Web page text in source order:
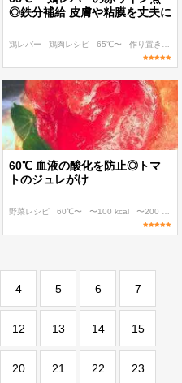
〜400 kcal
◎鉄分補給 皮膚や粘膜を丈夫に
鶏レバー 鶏肉レシピ 65℃〜 作り置き
パパッと作れる
60℃ 血液の酸化を防止◎トマ
トのジュレがけ
野菜レシピ 60℃〜 〜100 kcal 〜200 kcal
4 5 6 7
12 13 14 15
20 21 22 23